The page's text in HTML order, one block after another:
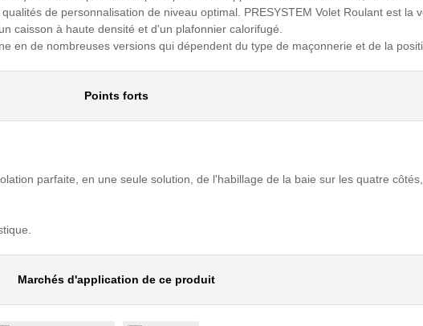
de personnalisation de niveau optimal. PRESYSTEM Volet Roulant est la
caisson à haute densité et d'un plafonnier calorifugé.
en de nombreuses versions qui dépendent du type de maçonnerie et de la
Points forts
parfaite, en une seule solution, de l'habillage de la baie sur les quatre
Marchés d'application de ce produit